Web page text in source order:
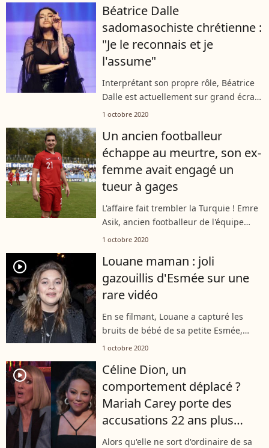
vient notamment de lancer
l'exposition...
Béatrice Dalle
sadomasochiste chrétienne :
"Je le reconnais et je
l'assume"
Interprétant son propre rôle, Béatrice
Dalle est actuellement sur grand écran
dans le thriller et drame "Lux AEterna",
métrage qui mêle tournage de...
1 octobre 2020
Un ancien footballeur
échappe au meurtre, son ex-
femme avait engagé un
tueur à gages
L'affaire fait trembler la Turquie ! Emre
Asik, ancien footballeur de l'équipe
nationale, a échappé à un meurtre
proposé 1 million d'euros à un tueur...
1 octobre 2020
player2
Louane maman : joli
gazouillis d'Esmée sur une
rare vidéo
En se filmant, Louane a capturé les
bruits de bébé de sa petite Esmée,
presque imperceptible. Le 1er octobre
questions-réponses avec ses abonnés
au...
1 octobre 2020
player2
Céline Dion, un
comportement déplacé ?
Mariah Carey porte des
accusations 22 ans plus
tard...
Alors qu'elle ne sort d'ordinaire de sa